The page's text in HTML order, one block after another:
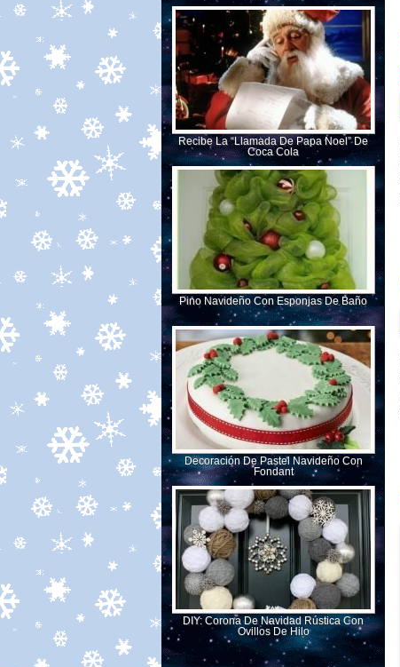
Recibe La “llamada De Papa Noel” De
Coca Cola
Pino Navideño Con Esponjas De Baño
Decoración De Pastel Navideño Con
Fondant
DIY: Corona De Navidad Rústica Con
Ovillos De Hilo